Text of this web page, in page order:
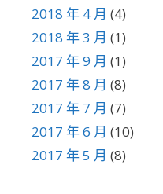
2018 年 4 月 (4)
2018 年 3 月 (1)
2017 年 9 月 (1)
2017 年 8 月 (8)
2017 年 7 月 (7)
2017 年 6 月 (10)
2017 年 5 月 (8)